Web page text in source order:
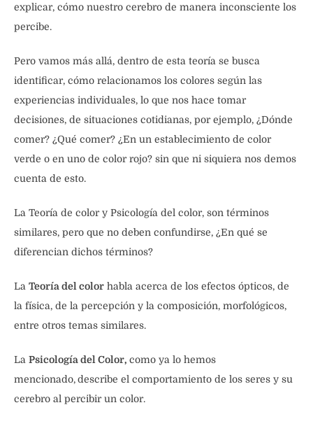
explicar, cómo nuestro cerebro de manera inconsciente los
percibe.
Pero vamos más allá, dentro de esta teoría se busca
identificar, cómo relacionamos los colores según las
experiencias individuales, lo que nos hace tomar
decisiones, de situaciones cotidianas, por ejemplo, ¿Dónde
comer? ¿Qué comer? ¿En un establecimiento de color
verde o en uno de color rojo? sin que ni siquiera nos demos
cuenta de esto.
La Teoría de color y Psicología del color, son términos
similares, pero que no deben confundirse, ¿En qué se
diferencian dichos términos?
La Teoría del color habla acerca de los efectos ópticos, de
la física, de la percepción y la composición, morfológicos,
entre otros temas similares.
La Psicología del Color, como ya lo hemos
mencionado,describe el comportamiento de los seres y su
cerebro al percibir un color.